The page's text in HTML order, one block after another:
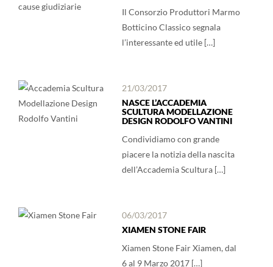
Il Consorzio Produttori Marmo
Botticino Classico segnala
l’interessante ed utile […]
21/03/2017
NASCE L’ACCADEMIA
SCULTURA MODELLAZIONE
DESIGN RODOLFO VANTINI
Condividiamo con grande
piacere la notizia della nascita
dell’Accademia Scultura […]
06/03/2017
XIAMEN STONE FAIR
Xiamen Stone Fair Xiamen, dal
6 al 9 Marzo 2017 […]